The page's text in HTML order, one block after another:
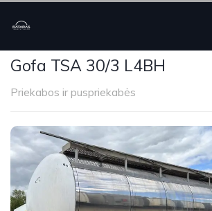
Gofa TSA 30/3 L4BH
Priekabos ir puspriekabės